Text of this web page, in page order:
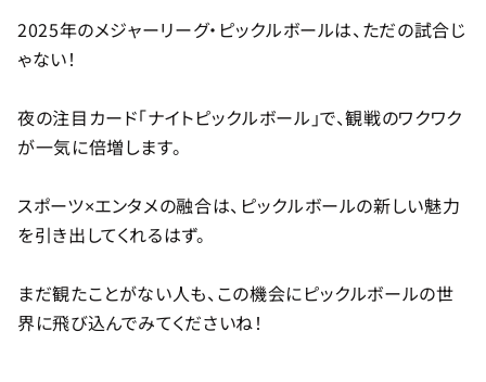
2025年のメジャーリーグ・ピックルボールは、ただの試合じ
ゃない！
夜の注目カード「ナイトピックルボール」で、観戦のワクワク
が一気に倍増します。
スポーツ×エンタメの融合は、ピックルボールの新しい魅力
を引き出してくれるはず。
まだ観たことがない人も、この機会にピックルボールの世
界に飛び込んでみてくださいね！